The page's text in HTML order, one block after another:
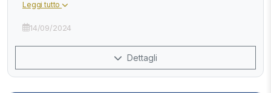
Leggi tutto
14/09/2024
Dettagli